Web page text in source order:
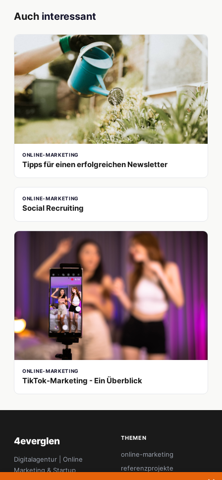
Auch interessant
ONLINE-MARKETING
Tipps für einen erfolgreichen Newsletter
ONLINE-MARKETING
Social Recruiting
ONLINE-MARKETING
TikTok-Marketing - Ein Überblick
4everglen
Digitalagentur | Online
Marketing & Startup
THEMEN
online-marketing
referenzprojekte